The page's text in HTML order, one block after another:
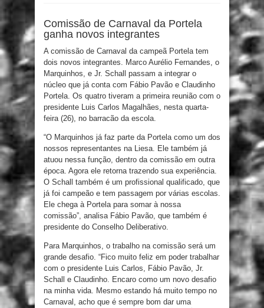
Comissão de Carnaval da Portela
ganha novos integrantes
A comissão de Carnaval da campeã Portela tem
dois novos integrantes. Marco Aurélio Fernandes, o
Marquinhos, e Jr. Schall passam a integrar o
núcleo que já conta com Fábio Pavão e Claudinho
Portela. Os quatro tiveram a primeira reunião com o
presidente Luis Carlos Magalhães, nesta quarta-
feira (26), no barracão da escola.
“O Marquinhos já faz parte da Portela como um dos
nossos representantes na Liesa. Ele também já
atuou nessa função, dentro da comissão em outra
época. Agora ele retorna trazendo sua experiência.
O Schall também é um profissional qualificado, que
já foi campeão e tem passagem por várias escolas.
Ele chega à Portela para somar à nossa
comissão”, analisa Fábio Pavão, que também é
presidente do Conselho Deliberativo.
Para Marquinhos, o trabalho na comissão será um
grande desafio. “Fico muito feliz em poder trabalhar
com o presidente Luis Carlos, Fábio Pavão, Jr.
Schall e Claudinho. Encaro como um novo desafio
na minha vida. Mesmo estando há muito tempo no
Carnaval, acho que é sempre bom dar uma